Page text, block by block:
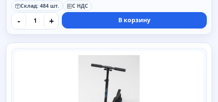
Склад: 484 шт.
С НДС
- + В корзину
SAIMAA